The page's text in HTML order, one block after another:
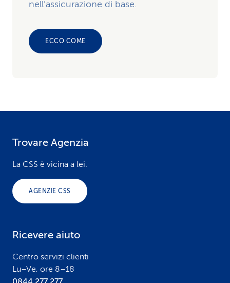
nell’assicurazione di base.
ECCO COME
Trovare Agenzia
La CSS è vicina a lei.
AGENZIE CSS
Ricevere aiuto
Centro servizi clienti
Lu–Ve, ore 8–18